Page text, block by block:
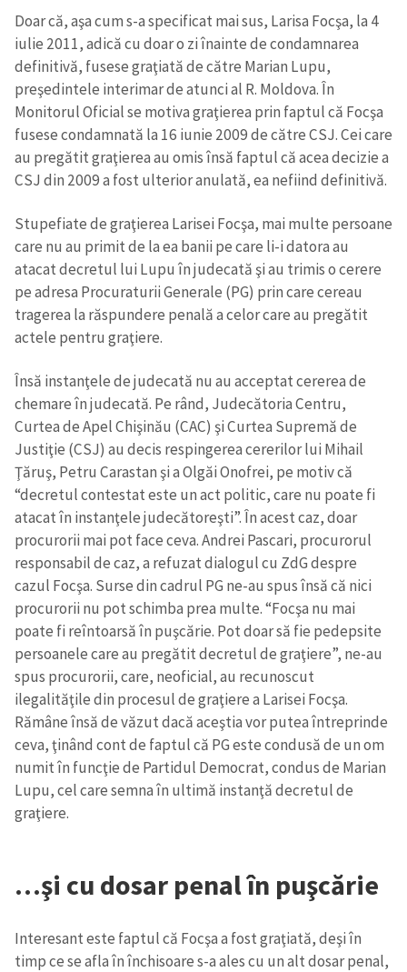
Trimite o informație
Despre ZdG
in English
на русском
Doar că, aşa cum s-a specificat mai sus, Larisa Focşa, la 4
iulie 2011, adică cu doar o zi înainte de condamnarea
definitivă, fusese graţiată de către Marian Lupu,
preşedintele interimar de atunci al R. Moldova. În
Monitorul Oficial se motiva graţierea prin faptul că Focşa
fusese condamnată la 16 iunie 2009 de către CSJ. Cei care
au pregătit graţierea au omis însă faptul că acea decizie a
CSJ din 2009 a fost ulterior anulată, ea nefiind definitivă.
Stupefiate de graţierea Larisei Focşa, mai multe persoane
care nu au primit de la ea banii pe care li-i datora au
atacat decretul lui Lupu în judecată şi au trimis o cerere
pe adresa Procuraturii Generale (PG) prin care cereau
tragerea la răspundere penală a celor care au pregătit
actele pentru graţiere.
Însă instanţele de judecată nu au acceptat cererea de
chemare în judecată. Pe rând, Judecătoria Centru,
Curtea de Apel Chişinău (CAC) şi Curtea Supremă de
Justiţie (CSJ) au decis respingerea cererilor lui Mihail
Ţăruş, Petru Carastan şi a Olgăi Onofrei, pe motiv că
“decretul contestat este un act politic, care nu poate fi
atacat în instanţele judecătoreşti”. În acest caz, doar
procurorii mai pot face ceva. Andrei Pascari, procurorul
responsabil de caz, a refuzat dialogul cu ZdG despre
cazul Focşa. Surse din cadrul PG ne-au spus însă că nici
procurorii nu pot schimba prea multe. “Focşa nu mai
poate fi reîntoarsă în puşcărie. Pot doar să fie pedepsite
persoanele care au pregătit decretul de graţiere”, ne-au
spus procurorii, care, neoficial, au recunoscut
ilegalităţile din procesul de graţiere a Larisei Focşa.
Rămâne însă de văzut dacă aceştia vor putea întreprinde
ceva, ţinând cont de faptul că PG este condusă de un om
numit în funcţie de Partidul Democrat, condus de Marian
Lupu, cel care semna în ultimă instanţă decretul de
graţiere.
…şi cu dosar penal în puşcărie
Interesant este faptul că Focşa a fost graţiată, deşi în
timp ce se afla în închisoare s-a ales cu un alt dosar penal,